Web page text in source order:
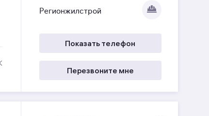
Регионжилстрой
Показать телефон
Перезвоните мне